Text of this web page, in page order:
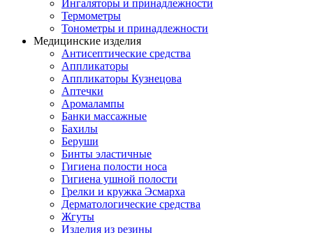
Ингаляторы и принадлежности
Термометры
Тонометры и принадлежности
Медицинские изделия
Антисептические средства
Аппликаторы
Аппликаторы Кузнецова
Аптечки
Аромалампы
Банки массажные
Бахилы
Беруши
Бинты эластичные
Гигиена полости носа
Гигиена ушной полости
Грелки и кружка Эсмарха
Дерматологические средства
Жгуты
Изделия из резины